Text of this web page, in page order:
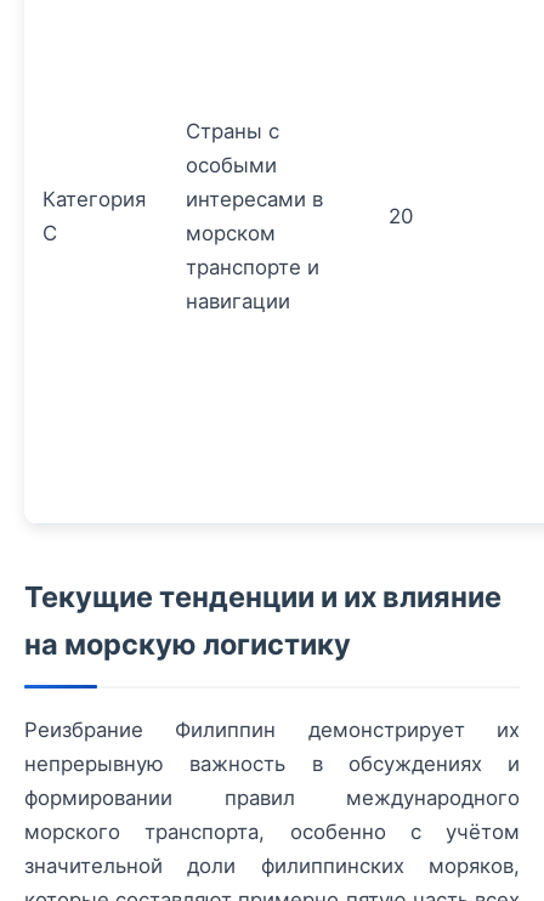
Категория
C
Страны с
особыми
интересами в
морском
транспорте и
навигации
20
Текущие тенденции и их влияние
на морскую логистику
Реизбрание Филиппин демонстрирует их
непрерывную важность в обсуждениях и
формировании правил международного
морского транспорта, особенно с учётом
значительной доли филиппинских моряков,